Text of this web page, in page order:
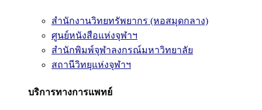
สำนักงานวิทยทรัพยากร (หอสมุดกลาง)
ศูนย์หนังสือแห่งจุฬาฯ
สำนักพิมพ์จุฬาลงกรณ์มหาวิทยาลัย
สถานีวิทยุแห่งจุฬาฯ
บริการทางการแพทย์